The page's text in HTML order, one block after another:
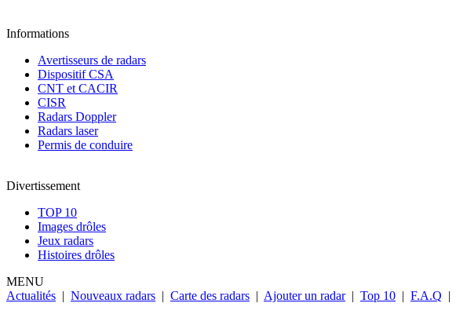
Informations
Avertisseurs de radars
Dispositif CSA
CNT et CACIR
CISR
Radars Doppler
Radars laser
Permis de conduire
Divertissement
TOP 10
Images drôles
Jeux radars
Histoires drôles
MENU
Actualités | Nouveaux radars | Carte des radars | Ajouter un radar | Top 10 | F.A.Q |